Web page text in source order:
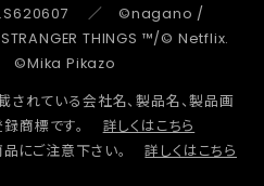
／ ©nagano /
THINGS ™/© Netflix.
Pikazo
れている会社名、製品名、製品画
商標です。
詳しくはこちら
にご注意下さい。
詳しくはこちら